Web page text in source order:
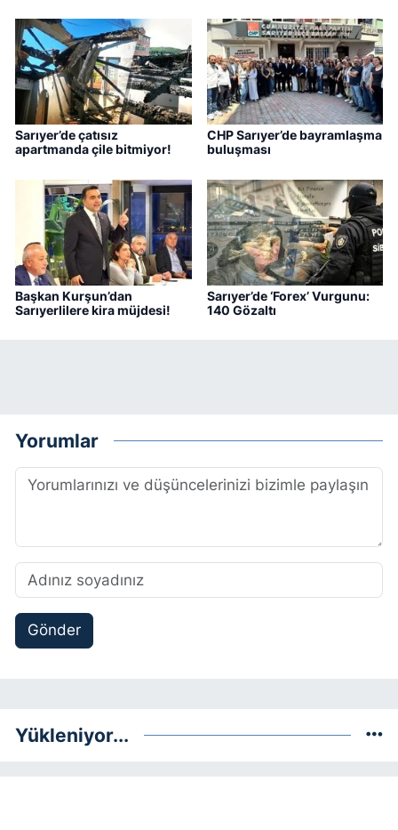
Sarıyer’de çatısız
apartmanda çile bitmiyor!
CHP Sarıyer’de bayramlaşma
buluşması
Başkan Kurşun’dan
Sarıyerlilere kira müjdesi!
Sarıyer’de ‘Forex’ Vurgunu:
140 Gözaltı
Yorumlar
Gönder
Yükleniyor...